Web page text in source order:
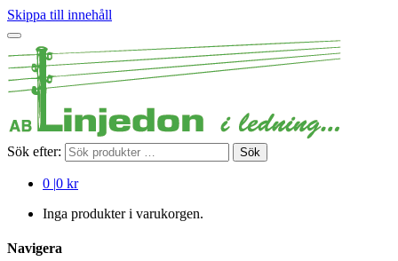
Skippa till innehåll
Sök efter: Sök
0 |0 kr
Inga produkter i varukorgen.
Navigera